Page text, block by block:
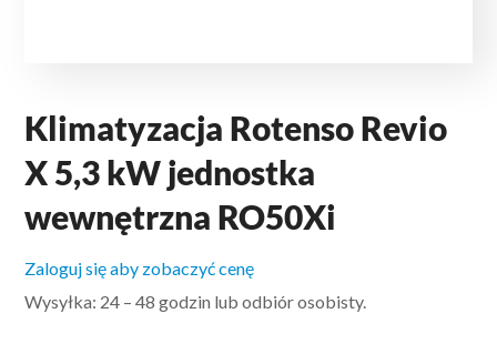
Klimatyzacja Rotenso Revio
X 5,3 kW jednostka
wewnętrzna RO50Xi
Zaloguj się aby zobaczyć cenę
Wysyłka: 24 – 48 godzin lub odbiór osobisty.